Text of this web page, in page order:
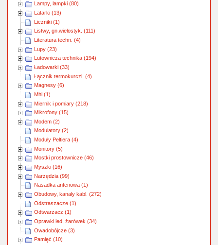
Lampy, lampki (80)
Latarki (13)
Liczniki (1)
Listwy, gn.wielostyk. (111)
Literatura techn. (4)
Lupy (23)
Lutownicza technika (194)
Ładowarki (33)
Łącznik termokurczl. (4)
Magnesy (6)
Mhl (1)
Miernik i pomiary (218)
Mikrofony (15)
Modem (2)
Modulatory (2)
Moduły Peltiera (4)
Monitory (5)
Mostki prostownicze (46)
Myszki (16)
Narzędzia (99)
Nasadka antenowa (1)
Obudowy, kanały kabl. (272)
Odstraszacze (1)
Odtwarzacz (1)
Oprawki led, żarówek (34)
Owadobójcze (3)
Pamięć (10)